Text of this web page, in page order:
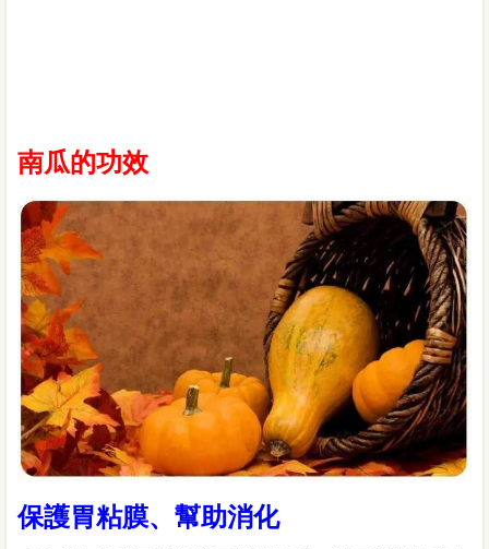
南瓜的功效
保護胃粘膜、幫助消化